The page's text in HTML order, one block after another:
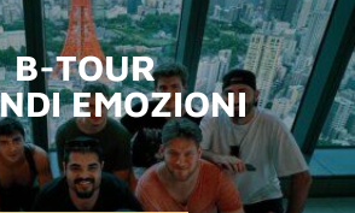
B-TOUR
EMOZIONI